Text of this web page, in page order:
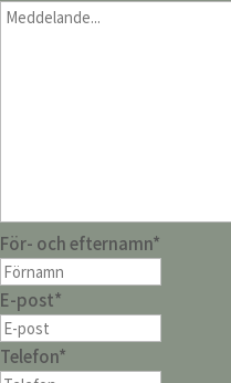
För- och efternamn*
E-post*
Telefon*